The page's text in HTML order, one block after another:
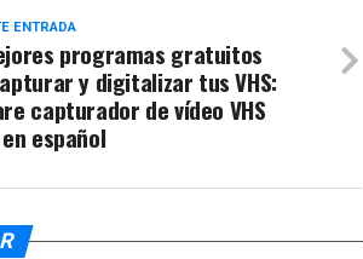
ENTRADA
programas gratuitos
y digitalizar tus VHS:
capturador de vídeo VHS
español